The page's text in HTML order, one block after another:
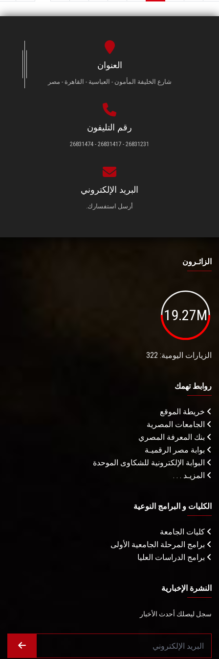
العنوان
شارع الخليفة المأمون - العباسية - القاهرة - مصر
رقم التليفون
26831231 - 26831417 - 26831474
البريد الإلكتروني
أرسل استفسارك.
الزائـرون
19.27M
الزيارات اليومية: 322
روابط تهمك
خريطة الموقع
الجامعات المصرية
بنك المعرفة المصري
بوابة مصر الرقميـة
البوابة الإلكترونية للشكاوى الموحدة
المزيـد . . .
الكليات و البرامج النوعية
كليات الجامعة
برامج المرحلة الجامعية الأولى
برامج الدراسات العليا
النشرة الإخبارية
سجل ليصلك أحدث الأخبار